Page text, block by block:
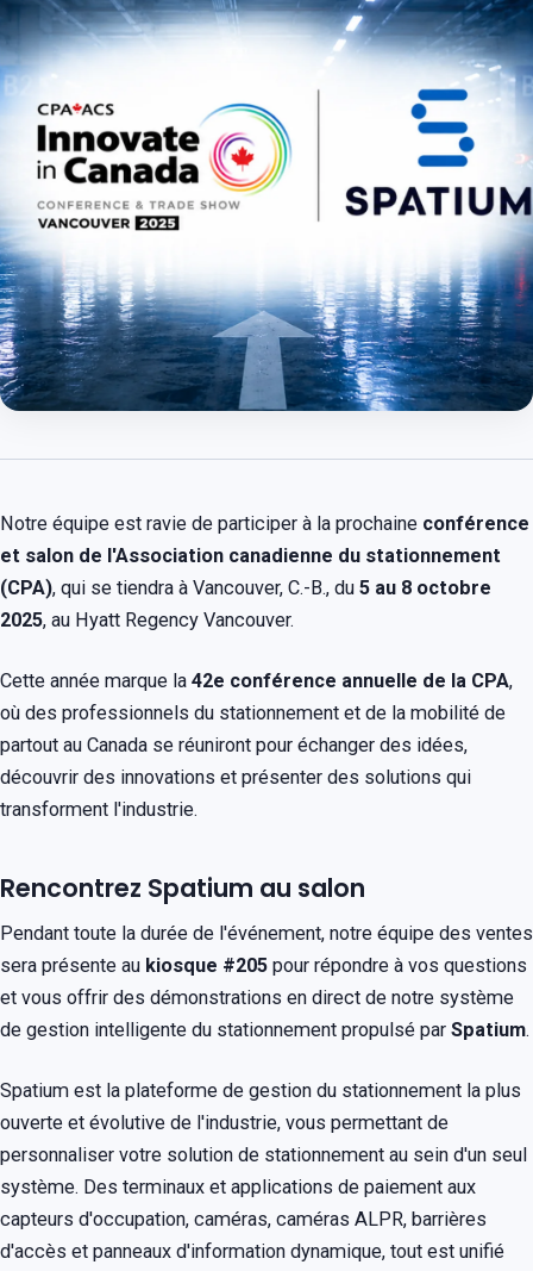
Notre équipe est ravie de participer à la prochaine conférence
et salon de l'Association canadienne du stationnement
(CPA), qui se tiendra à Vancouver, C.-B., du 5 au 8 octobre
2025, au Hyatt Regency Vancouver.
Cette année marque la 42e conférence annuelle de la CPA,
où des professionnels du stationnement et de la mobilité de
partout au Canada se réuniront pour échanger des idées,
découvrir des innovations et présenter des solutions qui
transforment l'industrie.
Rencontrez Spatium au salon
Pendant toute la durée de l'événement, notre équipe des ventes
sera présente au kiosque #205 pour répondre à vos questions
et vous offrir des démonstrations en direct de notre système
de gestion intelligente du stationnement propulsé par Spatium.
Spatium est la plateforme de gestion du stationnement la plus
ouverte et évolutive de l'industrie, vous permettant de
personnaliser votre solution de stationnement au sein d'un seul
système. Des terminaux et applications de paiement aux
capteurs d'occupation, caméras, caméras ALPR, barrières
d'accès et panneaux d'information dynamique, tout est unifié